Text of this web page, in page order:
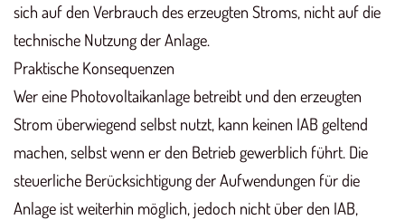
sich auf den Verbrauch des erzeugten Stroms, nicht auf die
technische Nutzung der Anlage.
Praktische Konsequenzen
Wer eine Photovoltaikanlage betreibt und den erzeugten
Strom überwiegend selbst nutzt, kann keinen IAB geltend
machen, selbst wenn er den Betrieb gewerblich führt. Die
steuerliche Berücksichtigung der Aufwendungen für die
Anlage ist weiterhin möglich, jedoch nicht über den IAB,